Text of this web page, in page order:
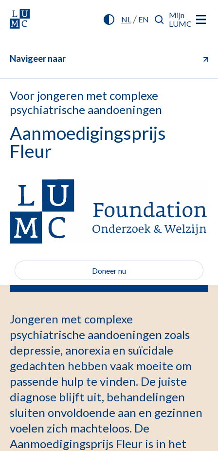
NL/ EN
Mijn
LUMC
Navigeer naar
Voor jongeren met complexe
psychiatrische aandoeningen
Aanmoedigingsprijs
Fleur
Doneer nu
Jongeren met complexe
psychiatrische aandoeningen zoals
depressie, anorexia en suïcidale
gedachten hebben vaak moeite om
passende hulp te vinden. De juiste
diagnose blijft uit, behandelingen
sluiten onvoldoende aan en gezinnen
voelen zich machteloos. De
Aanmoedigingsprijs Fleur is in het